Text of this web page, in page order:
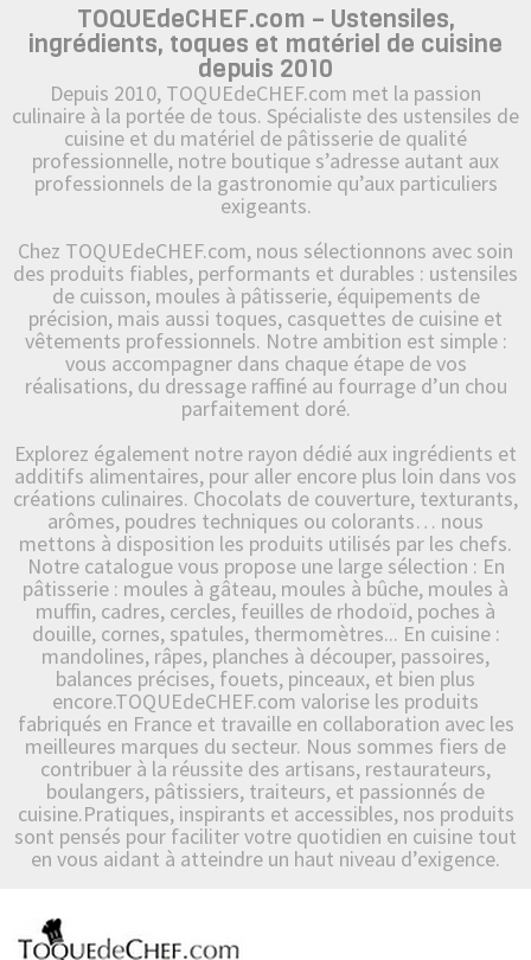
TOQUEdeCHEF.com – Ustensiles,
ingrédients, toques et matériel de cuisine
depuis 2010
Depuis 2010, TOQUEdeCHEF.com met la passion
culinaire à la portée de tous. Spécialiste des ustensiles de
cuisine et du matériel de pâtisserie de qualité
professionnelle, notre boutique s’adresse autant aux
professionnels de la gastronomie qu’aux particuliers
exigeants.
Chez TOQUEdeCHEF.com, nous sélectionnons avec soin
des produits fiables, performants et durables : ustensiles
de cuisson, moules à pâtisserie, équipements de
précision, mais aussi toques, casquettes de cuisine et
vêtements professionnels. Notre ambition est simple :
vous accompagner dans chaque étape de vos
réalisations, du dressage raffiné au fourrage d’un chou
parfaitement doré.
Explorez également notre rayon dédié aux ingrédients et
additifs alimentaires, pour aller encore plus loin dans vos
créations culinaires. Chocolats de couverture, texturants,
arômes, poudres techniques ou colorants… nous
mettons à disposition les produits utilisés par les chefs.
Notre catalogue vous propose une large sélection : En
pâtisserie : moules à gâteau, moules à bûche, moules à
muffin, cadres, cercles, feuilles de rhodoïd, poches à
douille, cornes, spatules, thermomètres... En cuisine :
mandolines, râpes, planches à découper, passoires,
balances précises, fouets, pinceaux, et bien plus
encore.TOQUEdeCHEF.com valorise les produits
fabriqués en France et travaille en collaboration avec les
meilleures marques du secteur. Nous sommes fiers de
contribuer à la réussite des artisans, restaurateurs,
boulangers, pâtissiers, traiteurs, et passionnés de
cuisine.Pratiques, inspirants et accessibles, nos produits
sont pensés pour faciliter votre quotidien en cuisine tout
en vous aidant à atteindre un haut niveau d’exigence.